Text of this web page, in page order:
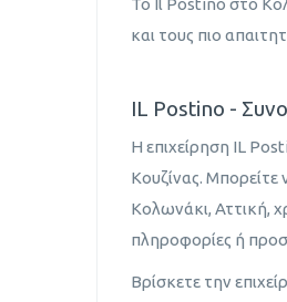
Το Il Postino στο
και τους πιο
IL Postino -
Η επιχείρηση IL
Κουζίνας. Μπορείτε
Κολωνάκι, Αττική,
πληροφορίες ή
Βρίσκετε την